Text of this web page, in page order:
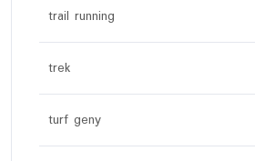
trail running
trek
turf geny